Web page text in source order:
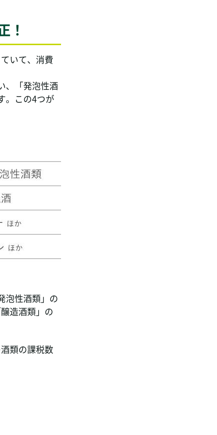
！
いて、消費
、「発泡性酒
。この4つが
泡性酒類」の
造酒類」の
類の課税数